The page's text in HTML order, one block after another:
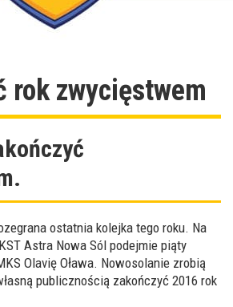
rok zwycięstwem
ostatnia kolejka tego roku. Na
Astra Nowa Sól podejmie piąty
Olavię Oława. Nowosolanie zrobią
publicznością zakończyć 2016 rok